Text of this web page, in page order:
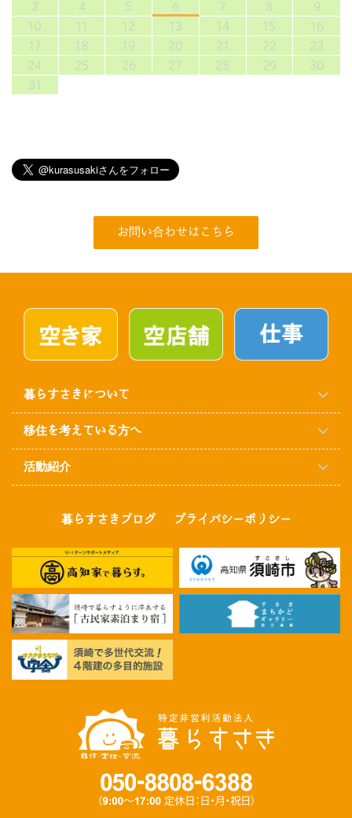
3
4 5 6 7 8
9
10
11 12 13 14 15
16
17
18 19 20 21 22
23
24
25 26 27 28 29
30
31
お問い合わせはこちら
暮らすさきについて
移住を考えている方へ
活動紹介
暮らすさきブログ プライバシーポリシー